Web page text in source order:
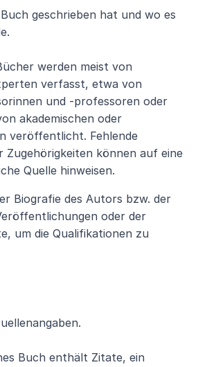
geschrieben hat und wo es
werden meist von
verfasst, etwa von
und -professoren oder
akademischen oder
veröffentlicht. Fehlende
Zugehörigkeiten können auf eine
Quelle hinweisen.
Biografie des Autors bzw. der
oder der
um die Qualifikationen zu
Buch enthält Zitate, ein